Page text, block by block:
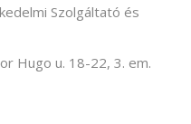
Szolgáltató és
Hugo u. 18-22, 3. em.